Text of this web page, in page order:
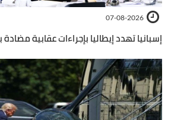
07-08-2026
إسبانيا تهدد إيطاليا بإجراءات عقابية